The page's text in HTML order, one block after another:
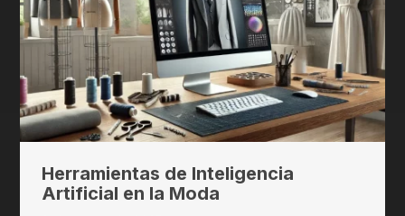
Herramientas de Inteligencia
Artificial en la Moda